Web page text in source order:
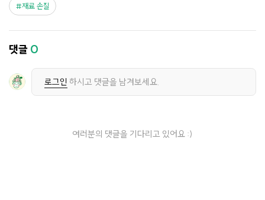
재료 손질
댓글 0
로그인 하시고 댓글을 남겨보세요.
여러분의 댓글을 기다리고 있어요 :)